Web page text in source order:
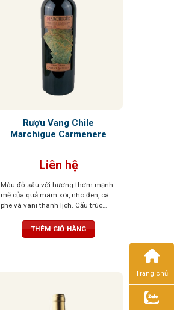
Rượu Vang Chile
Marchigue Carmenere
Liên hệ
Màu đỏ sâu với hương thơm mạnh
mẽ của quả mâm xôi, nho đen, cà
phê và vani thanh lịch. Cấu trúc
triển tuyệt vời theo thời gian
THÊM GIỎ HÀNG
Trang chủ